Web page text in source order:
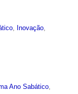
Inovação
Ano Sabático,